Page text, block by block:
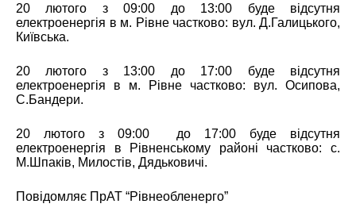
20 лютого з 09:00 до 13:00 буде відсутня
електроенергія в м. Рівне частково: вул. Д.Галицького,
Київська.
20 лютого з 13:00 до 17:00 буде відсутня
електроенергія в м. Рівне частково: вул.
Осипова,
С.Бандери.
20 лютого з 09:00 до 17:00 буде відсутня
електроенергія в Рівненському районі частково: с.
М.Шпаків, Милостів, Дядьковичі.
Повідомляє ПрАТ “Рівнеобленерго”